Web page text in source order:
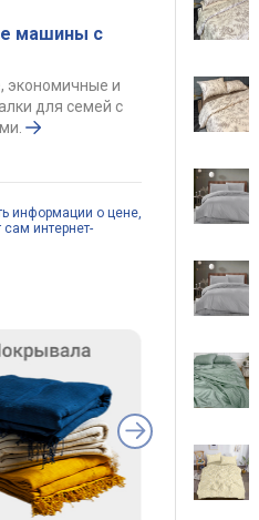
машины с
экономичные и
для семей с
информации о цене,
сам интернет-